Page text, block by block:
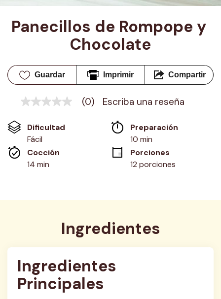
Panecillos de Rompope y
Chocolate
Guardar Imprimir Compartir
Sin
en
misma
página.
(0) Escriba una reseña
Dificultad
Fácil
Preparación
10 min
Cocción
14 min
Porciones
12 porciones
Ingredientes
Ingredientes
Principales